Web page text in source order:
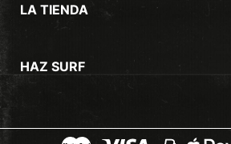
LA TIENDA
HAZ SURF